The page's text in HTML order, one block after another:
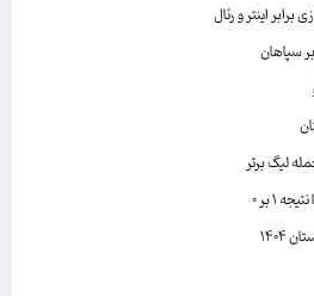
اینتر و رئال
برتر
۰